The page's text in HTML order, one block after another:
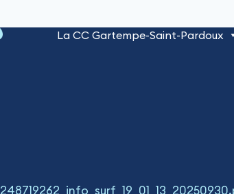
La CC Gartempe-Saint-Pardoux